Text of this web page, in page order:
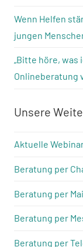
Wenn Helfen
jungen
„Bitte höre, was
Onlineberatung
Unsere
Aktuelle
Beratung per
Beratung per
Beratung per
Beratung per